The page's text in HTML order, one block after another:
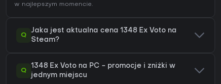
w najlepszym momencie.
Q
Jaka jest aktualna cena 1348 Ex Voto na
Steam?
Q
1348 Ex Voto na PC - promocje i zniżki w
jednym miejscu